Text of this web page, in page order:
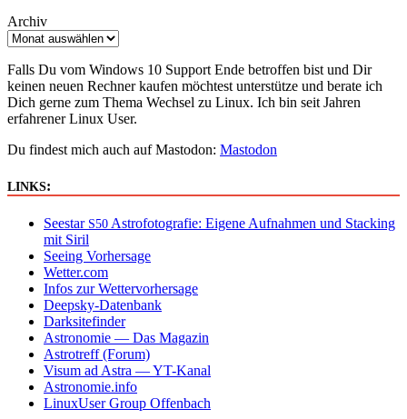
Archiv
Falls Du vom Windows 10 Support Ende betroffen bist und Dir
keinen neuen Rechner kaufen möchtest unterstütze und berate ich
Dich gerne zum Thema Wechsel zu Linux. Ich bin seit Jahren
erfahrener Linux User.
Du findest mich auch auf Mastodon: Mastodon
LINKS:
Seestar S50 Astrofotografie: Eigene Aufnahmen und Stacking
mit Siril
Seeing Vorhersage
Wetter.com
Infos zur Wettervorhersage
Deepsky-Datenbank
Darksitefinder
Astronomie — Das Magazin
Astrotreff (Forum)
Visum ad Astra — YT-Kanal
Astronomie.info
LinuxUser Group Offenbach